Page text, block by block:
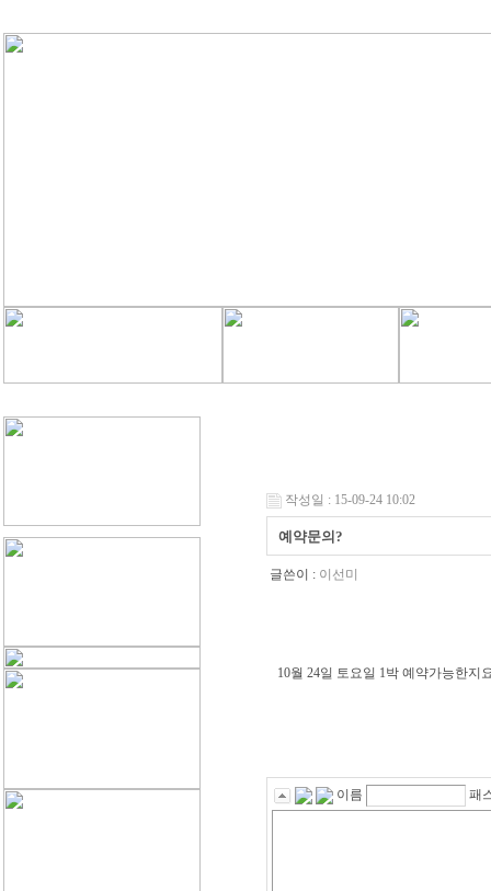
작성일 : 15-09-24 10:02
예약문의?
글쓴이 : 이선미
10월 24일 토요일 1박 예약가능한
이름 패